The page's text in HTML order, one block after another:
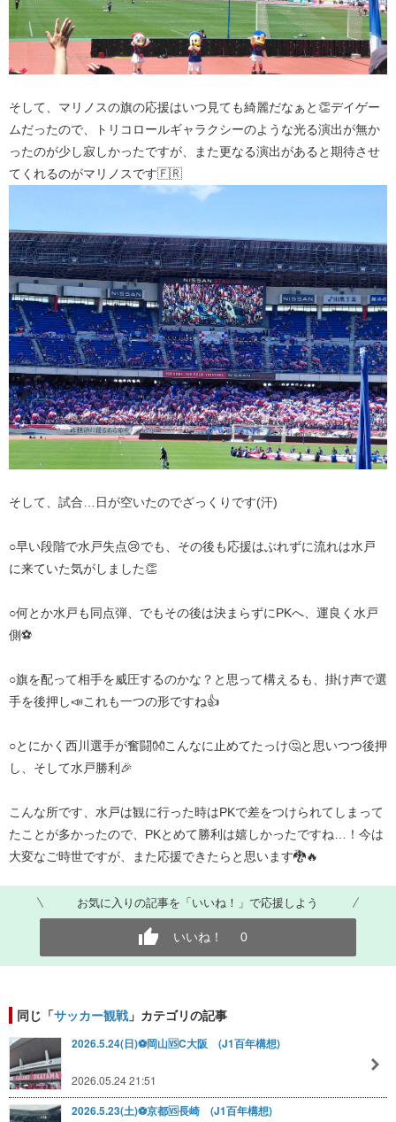
そして、マリノスの旗の応援はいつ見ても綺麗だなぁと👏デイゲー
ムだったので、トリコロールギャラクシーのような光る演出が無か
ったのが少し寂しかったですが、また更なる演出があると期待させ
てくれるのがマリノスです🇫🇷
そして、試合…日が空いたのでざっくりです(汗)
○早い段階で水戸失点😢でも、その後も応援はぶれずに流れは水戸
に来ていた気がしました👏
○何とか水戸も同点弾、でもその後は決まらずにPKへ、運良く水戸
側⚽️
○旗を配って相手を威圧するのかな？と思って構えるも、掛け声で選
手を後押し📣これも一つの形ですね👍
○とにかく西川選手が奮闘👐こんなに止めてたっけ🤔と思いつつ後押
し、そして水戸勝利🎉
こんな所です、水戸は観に行った時はPKで差をつけられてしまって
たことが多かったので、PKとめて勝利は嬉しかったですね…！今は
大変なご時世ですが、また応援できたらと思います🐉🔥
お気に入りの記事を「いいね！」で応援しよう
いいね！ 0
同じ「サッカー観戦 」カテゴリの記事
2026.5.24(日)⚽️岡山🆚️C大阪 (J1百年構想)
2026.05.24 21:51
2026.5.23(土)⚽️京都🆚️長崎 (J1百年構想)